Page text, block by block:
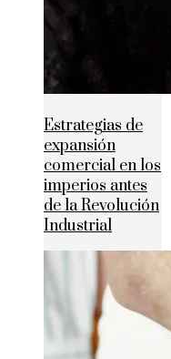
Estrategias de
expansión
comercial en los
imperios antes
de la Revolución
Industrial